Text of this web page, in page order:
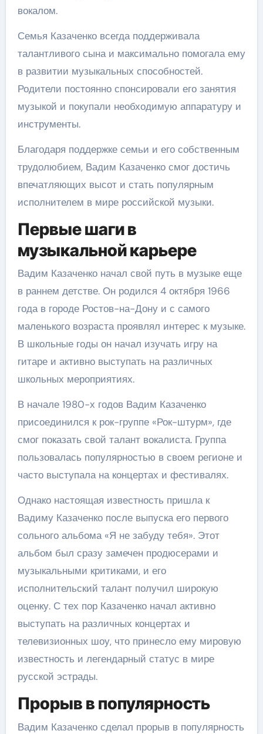
вокалом.
Семья Казаченко всегда поддерживала
талантливого сына и максимально помогала ему
в развитии музыкальных способностей.
Родители постоянно спонсировали его занятия
музыкой и покупали необходимую аппаратуру и
инструменты.
Благодаря поддержке семьи и его собственным
трудолюбием, Вадим Казаченко смог достичь
впечатляющих высот и стать популярным
исполнителем в мире российской музыки.
Первые шаги в
музыкальной карьере
Вадим Казаченко начал свой путь в музыке еще
в раннем детстве. Он родился 4 октября 1966
года в городе Ростов-на-Дону и с самого
маленького возраста проявлял интерес к музыке.
В школьные годы он начал изучать игру на
гитаре и активно выступать на различных
школьных мероприятиях.
В начале 1980-х годов Вадим Казаченко
присоединился к рок-группе «Рок-штурм», где
смог показать свой талант вокалиста. Группа
пользовалась популярностью в своем регионе и
часто выступала на концертах и фестивалях.
Однако настоящая известность пришла к
Вадиму Казаченко после выпуска его первого
сольного альбома «Я не забуду тебя». Этот
альбом был сразу замечен продюсерами и
музыкальными критиками, и его
исполнительский талант получил широкую
оценку. С тех пор Казаченко начал активно
выступать на различных концертах и
телевизионных шоу, что принесло ему мировую
известность и легендарный статус в мире
русской эстрады.
Прорыв в популярность
Вадим Казаченко сделал прорыв в популярность